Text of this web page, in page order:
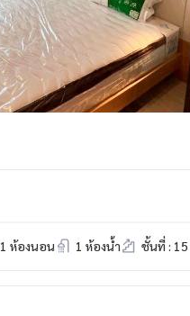
1 ห้องนอน 1 ห้องน้ำ ชั้นที่ : 15